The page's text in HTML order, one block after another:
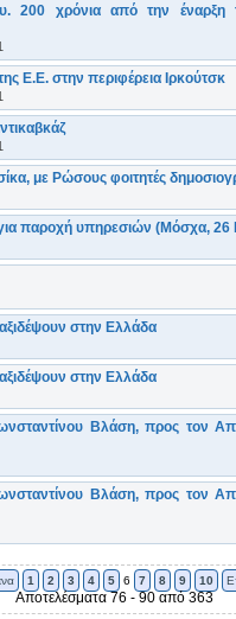
200 χρόνια από την
Ε.Ε. στην περιφέρεια Ιρκούτσκ
με Ρώσους φοιτητές
παροχή υπηρεσιών (Μόσχα, 26
στην Ελλάδα
στην Ελλάδα
Βλάση, προς τον
Βλάση, προς τον
1 2 3 4 5 6 7 8 9 10
Αποτελέσματα 76 - 90 από 363